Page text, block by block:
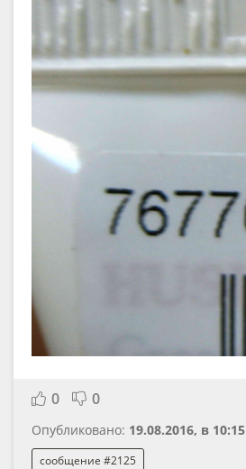
0 0
Опубликовано: 19.08.2016, в 10:15
сообщение #2125